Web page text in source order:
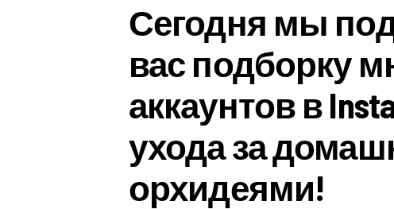
Сегодня мы
вас подборку
аккаунтов в
ухода за
орхидеями!